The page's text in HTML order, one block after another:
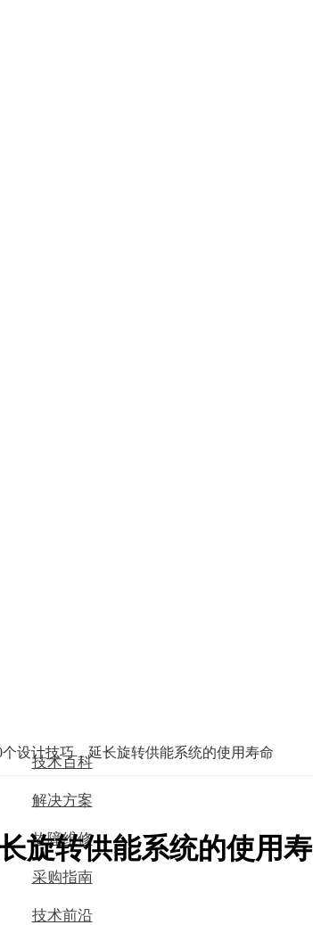
技术百科
解决方案
故障维修
采购指南
技术前沿
个设计技巧，延长旋转供能系统的使用寿命
旋转供能系统的使用寿